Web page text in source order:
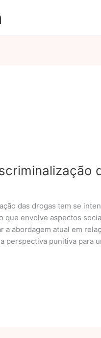
das drogas tem se
que envolve aspectos
a abordagem atual em
perspectiva punitiva para